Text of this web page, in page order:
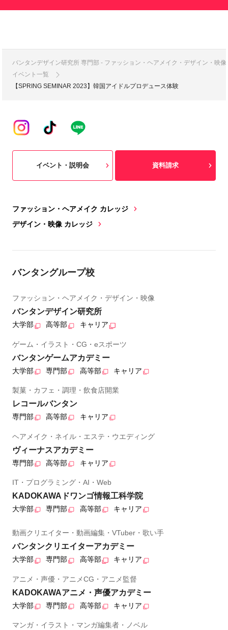
バンタンデザイン研究所 専門部 - ファッション・ヘアメイク・デザイン・映
イベント一覧
【SPRING SEMINAR 2023】韓国アイドルプロデュース体験
ファッション・ヘアメイク カレッジ
デザイン・映像 カレッジ
イベント・説明会 資料請求
バンタングループ校
ファッション・ヘアメイク・デザイン・映像
バンタンデザイン研究所
大学部 高等部 キャリア
ゲーム・イラスト・CG・eスポーツ
バンタンゲームアカデミー
大学部 専門部 高等部 キャリア
製菓・カフェ・調理・飲食店開業
レコールバンタン
専門部 高等部 キャリア
ヘアメイク・ネイル・エステ・ウエディング
ヴィーナスアカデミー
専門部 高等部 キャリア
IT・プログラミング・AI・Web
KADOKAWAドワンゴ情報工科学院
大学部 専門部 高等部 キャリア
動画クリエイター・動画編集・VTuber・歌い手
バンタンクリエイターアカデミー
大学部 専門部 高等部 キャリア
アニメ・声優・アニメCG・アニメ監督
KADOKAWAアニメ・声優アカデミー
大学部 専門部 高等部 キャリア
マンガ・イラスト・マンガ編集者・ノベル